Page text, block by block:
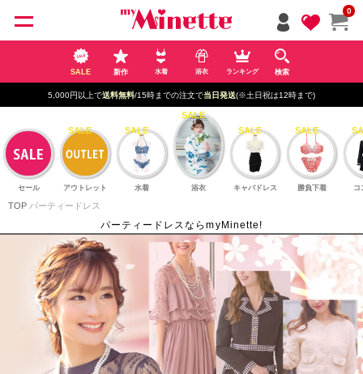
0
SALE 新作 水着 浴衣 ランキング 検索
5,000円以上で送料無料/15時までの注文で当日発送(※土日祝は12時まで)
セール アウトレット 水着 浴衣 キャバドレス 勝負下着 コ
TOP パーティードレス
パーティードレスならmyMinette!
ペー
ジト
ップ